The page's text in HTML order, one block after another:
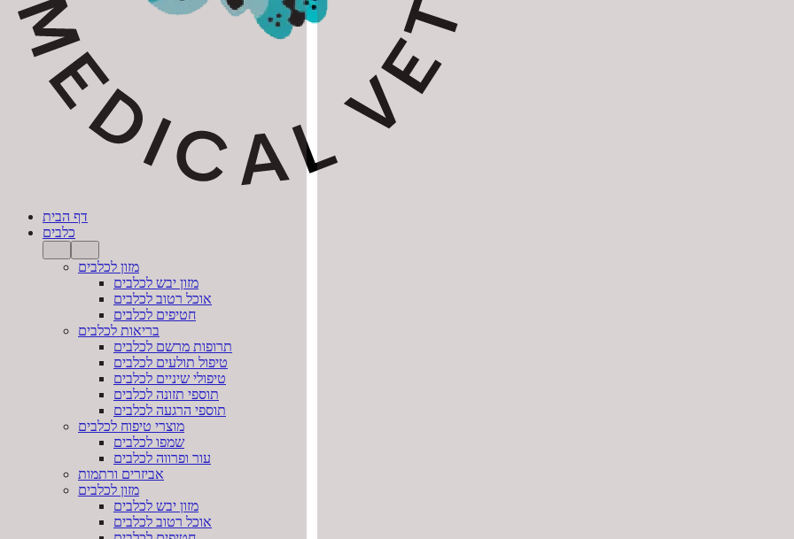
דף הבית
כלבים
מזון לכלבים
מזון יבש לכלבים
אוכל רטוב לכלבים
חטיפים לכלבים
בריאות לכלבים
תרופות מרשם לכלבים
טיפול תולעים לכלבים
טיפולי שיניים לכלבים
תוספי תזונה לכלבים
תוספי הרגעה לכלבים
מוצרי טיפוח לכלבים
שמפו לכלבים
עור ופרווה לכלבים
אביזרים ורתמות
מזון לכלבים
מזון יבש לכלבים
אוכל רטוב לכלבים